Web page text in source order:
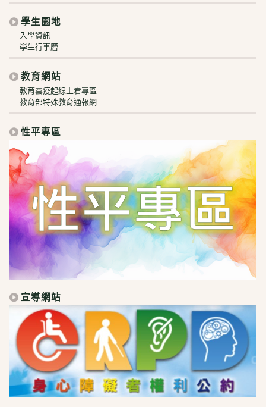
學生園地
入學資訊
學生行事曆
教育網站
教育雲疫起線上看專區
教育部特殊教育通報網
性平專區
宣導網站